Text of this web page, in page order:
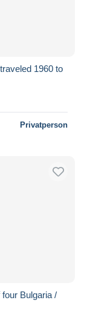
1960 to
Privatperson
Bulgaria /